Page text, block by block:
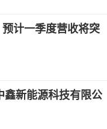
计一季度营收将突
鑫新能源科技有限公